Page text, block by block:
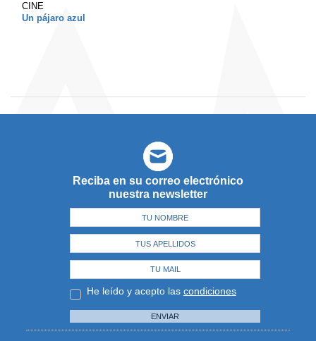
CINE
Un pájaro azul
Reciba en su correo electrónico
nuestra newsletter
He leído y acepto las condiciones
ENVIAR